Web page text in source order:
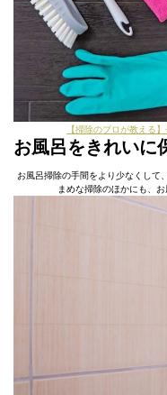
【掃除のプロが教える
お風呂をきれいに
お風呂掃除の手間をより少なくして
まめな掃除のほかにも、